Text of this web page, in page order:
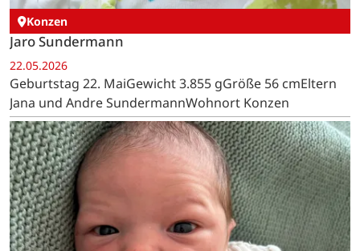
Konzen
Jaro Sundermann
22.05.2026
Geburtstag 22. MaiGewicht 3.855 gGröße 56 cmEltern
Jana und Andre SundermannWohnort Konzen